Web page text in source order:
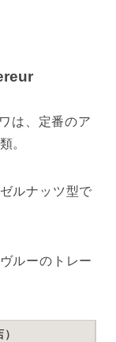
は、定番のア
。
ルナッツ型で
ルーのトレー